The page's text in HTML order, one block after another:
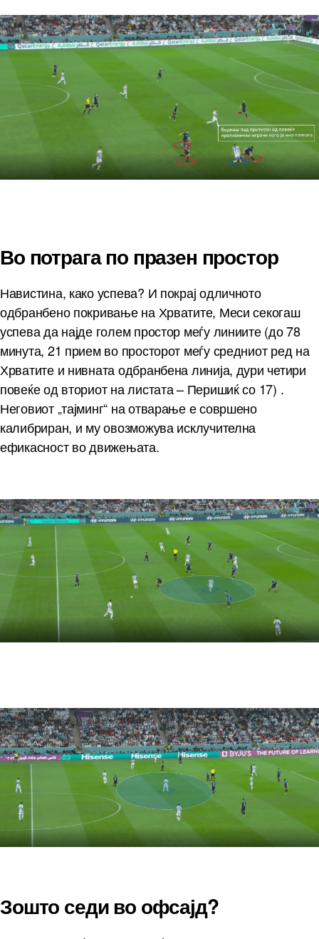
Во потрага по празен простор
Навистина, како успева? И покрај одличното
одбранбено покривање на Хрватите, Меси секогаш
успева да најде голем простор меѓу линиите (до 78
минута, 21 прием во просторот меѓу средниот ред на
Хрватите и нивната одбранбена линија, дури четири
повеќе од вториот на листата – Перишиќ со 17) .
Неговиот „тајминг“ на отварање е совршено
калибриран, и му овозможува исклучителна
ефикасност во движењата.
Зошто седи во офсајд?